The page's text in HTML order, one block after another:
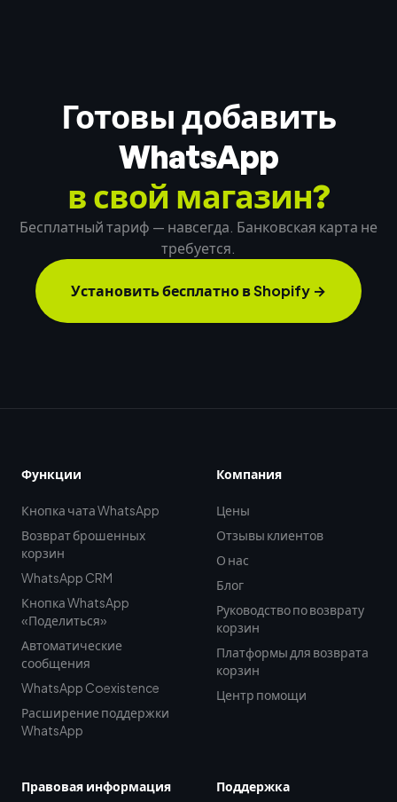
Готовы добавить
WhatsApp
в свой магазин?
Бесплатный тариф — навсегда. Банковская карта не
требуется.
Установить бесплатно в Shopify →
Функции
Кнопка чата WhatsApp
Возврат брошенных
корзин
WhatsApp CRM
Кнопка WhatsApp
«Поделиться»
Автоматические
сообщения
WhatsApp Coexistence
Расширение поддержки
WhatsApp
Компания
Цены
Отзывы клиентов
О нас
Блог
Руководство по возврату
корзин
Платформы для возврата
корзин
Центр помощи
Правовая информация Поддержка